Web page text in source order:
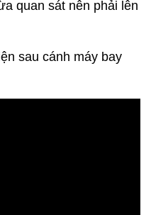
quan sát nên phải lên
sau cánh máy bay